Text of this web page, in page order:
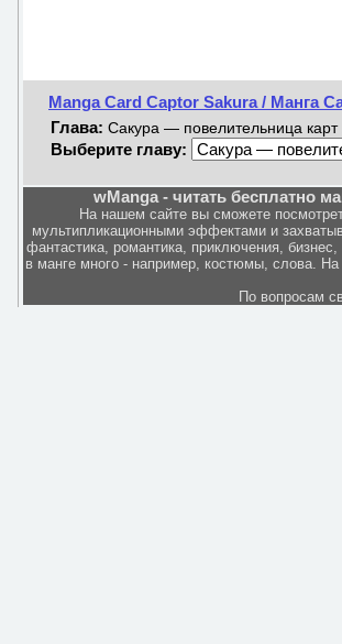
Manga Card Captor Sakura / Манга
Глава: Сакура — повелительница карт
Выберите главу:
wManga - читать бесплатно
На нашем сайте вы сможете
мультипликационными эффектами и
фантастика, романтика, приключения,
в манге много - например, костюмы, слова.
По вопросам